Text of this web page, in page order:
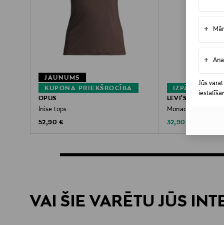
+
+
Jūs
KUPONA PRIEKŠROCĪBA
JAUNUMS
OPUS
Inise tops
Original Price
52,90 €
LEVI'S
Monaco tops
Discounted Price
32,90 €
VAI ŠIE VARĒTU JŪS